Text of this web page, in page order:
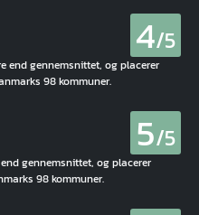
4/5
end gennemsnittet, og placerer
98 kommuner.
5/5
gennemsnittet, og placerer
98 kommuner.